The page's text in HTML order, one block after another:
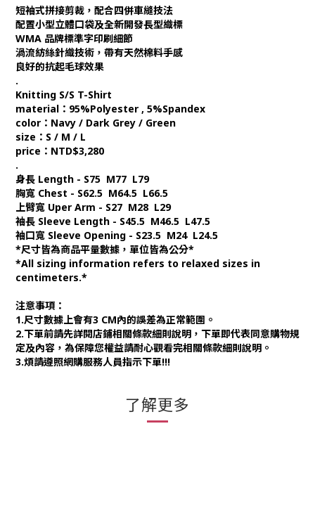
短袖式拼接剪裁，配合四併車縫技法
配置小型立體口袋及全新開發長型織標
WMA 品牌標準字印刷細節
渦流紡絲針織技術，帶有天然棉料手感
良好的抗起毛球效果
.
Knitting S/S T-Shirt
material：95%Polyester , 5%Spandex
color：Navy / Dark Grey / Green
size：S / M / L
price：NTD$3,280
.
身長 Length - S75 M77 L79
胸寬 Chest - S62.5 M64.5 L66.5
上臂寬 Uper Arm - S27 M28 L29
袖長 Sleeve Length - S45.5 M46.5 L47.5
袖口寬 Sleeve Opening - S23.5 M24 L24.5
*尺寸皆為商品平量數據，單位皆為公分*
*All sizing information refers to relaxed sizes in
centimeters.*
注意事項：
1.尺寸數據上會有3 CM內的誤差為正常範圍。
2.下單前請先詳閱店鋪相關條款細則說明，下單即代表同意購物規
定及內容，為保障您權益請耐心觀看完相關條款細則說明。
3.煩請遵照網購服務人員指示下單!!!
了解更多